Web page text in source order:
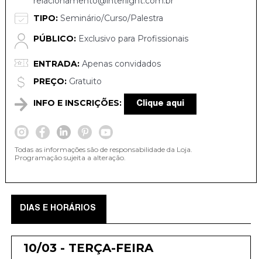
TIPO:Seminário/Curso/Palestra
PÚBLICO:Exclusivo para Profissionais
ENTRADA:Apenas convidados
PREÇO:Gratuito
INFO E INSCRIÇÕES: Clique aqui
Todas as informações são de responsabilidade da Loja.
Programação sujeita a alteração.
DIAS E HORÁRIOS
10/03 - TERÇA-FEIRA